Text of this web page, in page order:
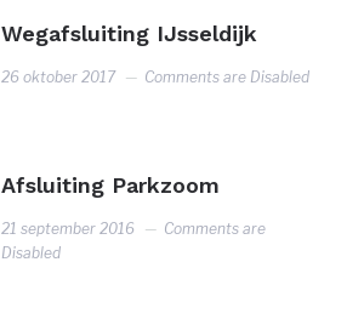
Wegafsluiting IJsseldijk
26 oktober 2017 Comments are Disabled
Afsluiting Parkzoom
21 september 2016
Comments are
Disabled